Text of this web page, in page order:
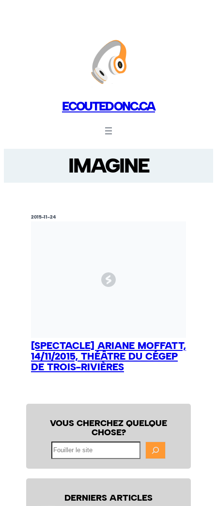
ECOUTEDONC.CA
IMAGINE
2015-11-24
[SPECTACLE] ARIANE MOFFATT,
14/11/2015, THÉÂTRE DU CÉGEP
DE TROIS-RIVIÈRES
VOUS CHERCHEZ QUELQUE
CHOSE?
DERNIERS ARTICLES